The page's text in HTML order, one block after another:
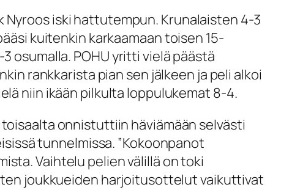
Nyroos iski hattutempun. Krunalaisten 4-3
kuitenkin karkaamaan toisen 15-
osumalla. POHU yritti vielä päästä
rankkarista pian sen jälkeen ja peli alkoi
niin ikään pilkulta loppulukemat 8-4.
onnistuttiin häviämään selvästi
tunnelmissa. ”Kokoonpanot
Vaihtelu pelien välillä on toki
joukkueiden harjoitusottelut vaikuttivat